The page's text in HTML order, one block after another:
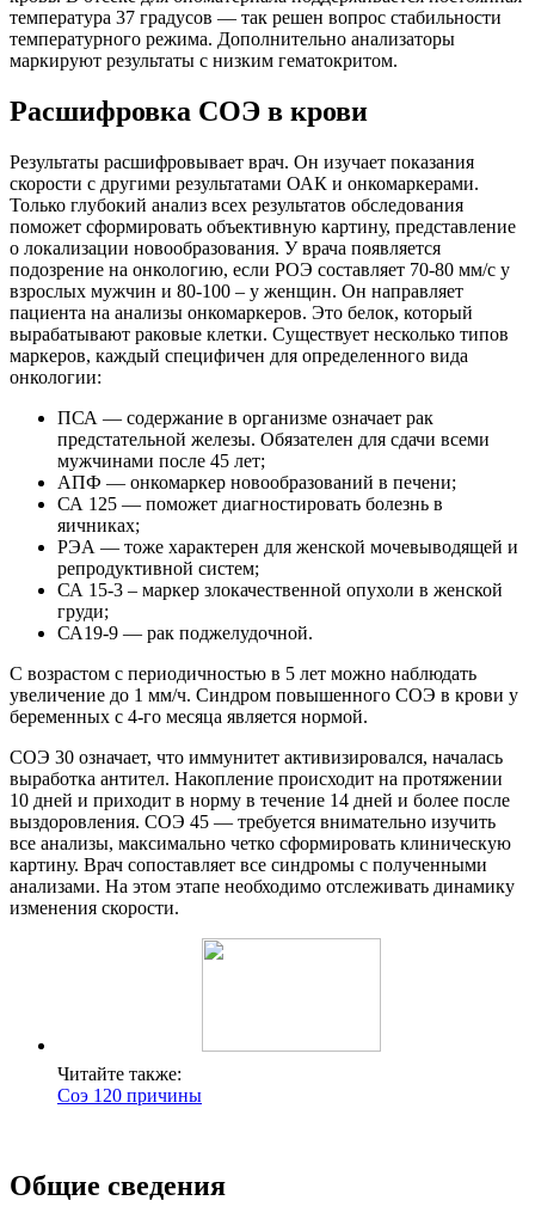
температура 37 градусов — так решен вопрос стабильности
температурного режима. Дополнительно анализаторы
маркируют результаты с низким гематокритом.
Расшифровка СОЭ в крови
Результаты расшифровывает врач. Он изучает показания
скорости с другими результатами ОАК и онкомаркерами.
Только глубокий анализ всех результатов обследования
поможет сформировать объективную картину, представление
о локализации новообразования. У врача появляется
подозрение на онкологию, если РОЭ составляет 70-80 мм/с у
взрослых мужчин и 80-100 – у женщин. Он направляет
пациента на анализы онкомаркеров. Это белок, который
вырабатывают раковые клетки. Существует несколько типов
маркеров, каждый специфичен для определенного вида
онкологии:
ПСА — содержание в организме означает рак
предстательной железы. Обязателен для сдачи всеми
мужчинами после 45 лет;
АПФ — онкомаркер новообразований в печени;
СА 125 — поможет диагностировать болезнь в
яичниках;
РЭА — тоже характерен для женской мочевыводящей и
репродуктивной систем;
СА 15-3 – маркер злокачественной опухоли в женской
груди;
СА19-9 — рак поджелудочной.
С возрастом с периодичностью в 5 лет можно наблюдать
увеличение до 1 мм/ч. Синдром повышенного СОЭ в крови у
беременных с 4-го месяца является нормой.
СОЭ 30 означает, что иммунитет активизировался, началась
выработка антител. Накопление происходит на протяжении
10 дней и приходит в норму в течение 14 дней и более после
выздоровления. СОЭ 45 — требуется внимательно изучить
все анализы, максимально четко сформировать клиническую
картину. Врач сопоставляет все синдромы с полученными
анализами. На этом этапе необходимо отслеживать динамику
изменения скорости.
Читайте также:
Соэ 120 причины
Общие сведения